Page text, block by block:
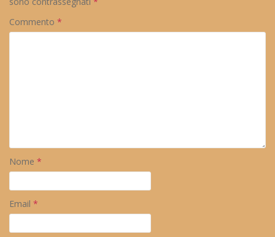
Commento *
Nome *
Email *